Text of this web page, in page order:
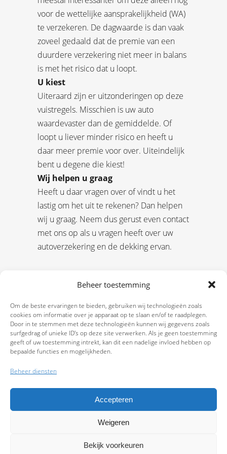
Beheer toestemming
Om de beste ervaringen te bieden, gebruiken wij technologieën zoals
cookies om informatie over je apparaat op te slaan en/of te raadplegen.
Door in te stemmen met deze technologieën kunnen wij gegevens zoals
surfgedrag of unieke ID's op deze site verwerken. Als je geen toestemming
geeft of uw toestemming intrekt, kan dit een nadelige invloed hebben op
bepaalde functies en mogelijkheden.
Beheer diensten
Accepteren
Weigeren
Bekijk voorkeuren
voor de wettelijke aansprakelijkheid (WA)
te verzekeren. De dagwaarde is dan vaak
zoveel gedaald dat de premie van een
duurdere verzekering niet meer in balans
is met het risico dat u loopt.
U kiest
Uiteraard zijn er uitzonderingen op deze
vuistregels. Misschien is uw auto
waardevaster dan de gemiddelde. Of
loopt u liever minder risico en heeft u
daar meer premie voor over. Uiteindelijk
bent u degene die kiest!
Wij helpen u graag
Heeft u daar vragen over of vindt u het
lastig om het uit te rekenen? Dan helpen
wij u graag. Neem dus gerust even contact
met ons op als u vragen heeft over uw
autoverzekering en de dekking ervan.